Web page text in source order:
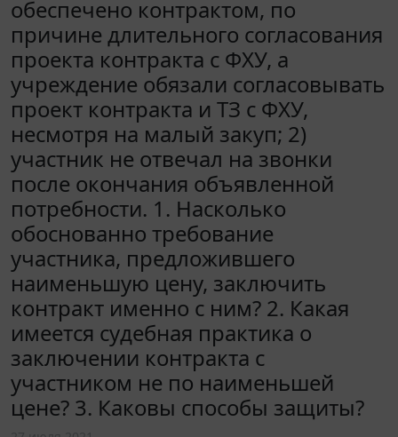
обеспечено контрактом, по
причине длительного согласования
проекта контракта с ФХУ, а
учреждение обязали согласовывать
проект контракта и ТЗ с ФХУ,
несмотря на малый закуп; 2)
участник не отвечал на звонки
после окончания объявленной
потребности. 1. Насколько
обоснованно требование
участника, предложившего
наименьшую цену, заключить
контракт именно с ним? 2. Какая
имеется судебная практика о
заключении контракта с
участником не по наименьшей
цене? 3. Каковы способы защиты?